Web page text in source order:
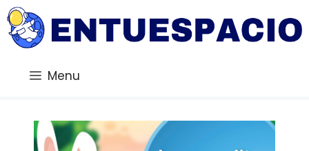
Saltar
al
contenido
Menu